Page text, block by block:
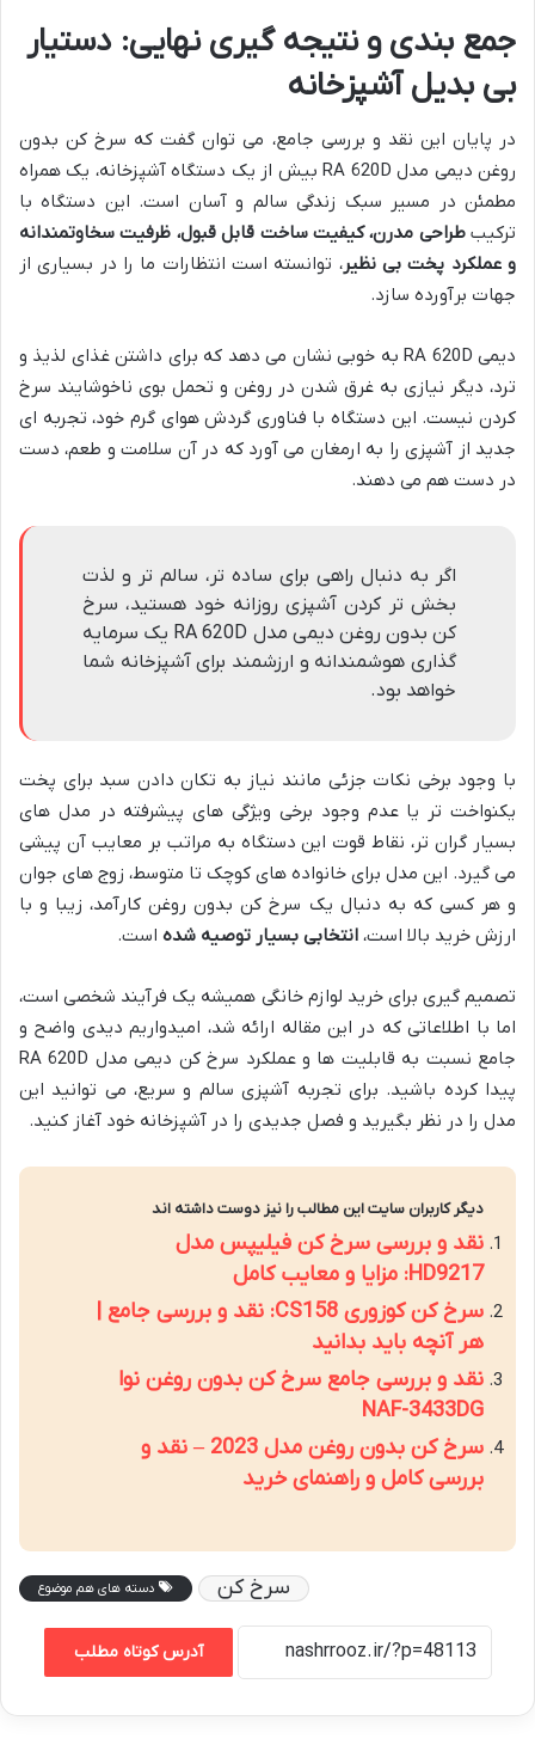
جمع بندی و نتیجه گیری نهایی: دستیار
بی بدیل آشپزخانه
در پایان این نقد و بررسی جامع، می توان گفت که سرخ کن بدون
روغن دیمی مدل RA 620D بیش از یک دستگاه آشپزخانه، یک همراه
مطمئن در مسیر سبک زندگی سالم و آسان است. این دستگاه با
ترکیبطراحی مدرن، کیفیت ساخت قابل قبول، ظرفیت سخاوتمندانه
و عملکرد پخت بی نظیر، توانسته است انتظارات ما را در بسیاری از
جهات برآورده سازد.
دیمی RA 620D به خوبی نشان می دهد که برای داشتن غذای لذیذ و
ترد، دیگر نیازی به غرق شدن در روغن و تحمل بوی ناخوشایند سرخ
کردن نیست. این دستگاه با فناوری گردش هوای گرم خود، تجربه ای
جدید از آشپزی را به ارمغان می آورد که در آن سلامت و طعم، دست
در دست هم می دهند.
اگر به دنبال راهی برای ساده تر، سالم تر و لذت
بخش تر کردن آشپزی روزانه خود هستید، سرخ
کن بدون روغن دیمی مدل RA 620D یک سرمایه
گذاری هوشمندانه و ارزشمند برای آشپزخانه شما
خواهد بود.
با وجود برخی نکات جزئی مانند نیاز به تکان دادن سبد برای پخت
یکنواخت تر یا عدم وجود برخی ویژگی های پیشرفته در مدل های
بسیار گران تر، نقاط قوت این دستگاه به مراتب بر معایب آن پیشی
می گیرد. این مدل برای خانواده های کوچک تا متوسط، زوج های جوان
و هر کسی که به دنبال یک سرخ کن بدون روغن کارآمد، زیبا و با
ارزش خرید بالا است، انتخابی بسیار توصیه شده است.
تصمیم گیری برای خرید لوازم خانگی همیشه یک فرآیند شخصی است،
اما با اطلاعاتی که در این مقاله ارائه شد، امیدواریم دیدی واضح و
جامع نسبت به قابلیت ها و عملکرد سرخ کن دیمی مدل RA 620D
پیدا کرده باشید. برای تجربه آشپزی سالم و سریع، می توانید این
مدل را در نظر بگیرید و فصل جدیدی را در آشپزخانه خود آغاز کنید.
دیگر کاربران سایت این مطالب را نیز دوست داشته اند
نقد و بررسی سرخ کن فیلیپس مدل
HD9217: مزایا و معایب کامل
سرخ کن کوزوری CS158: نقد و بررسی جامع |
هر آنچه باید بدانید
نقد و بررسی جامع سرخ کن بدون روغن نوا
NAF-3433DG
سرخ کن بدون روغن مدل 2023 – نقد و
بررسی کامل و راهنمای خرید
دسته های هم موضوع سرخ کن
آدرس کوتاه مطلب